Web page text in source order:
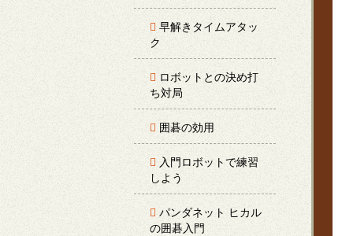
早解きタイムアタッ
ク
ロボットとの決め打
ち対局
囲碁の効用
入門ロボットで練習
しよう
パンダネット ヒカル
の囲碁入門